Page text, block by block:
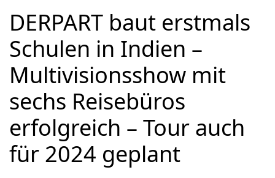
DERPART baut erstmals
Schulen in Indien –
Multivisionsshow mit
sechs Reisebüros
erfolgreich – Tour auch
für 2024 geplant